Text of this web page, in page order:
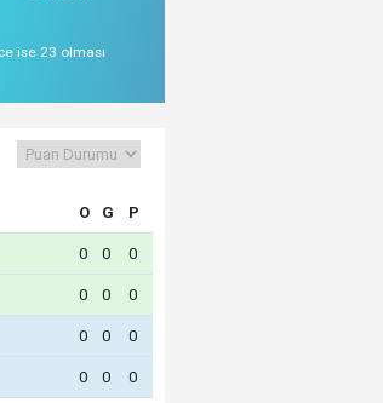
Uyardı: Samsun'da Deniz
ise 23 olması
O G P
0 0 0
0 0 0
0 0 0
0 0 0